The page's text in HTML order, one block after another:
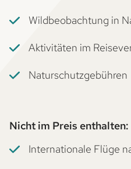
Wildbeobachtung in
Aktivitäten im
Naturschutzgebühren
Nicht im Preis enthalten:
Internationale Flüge